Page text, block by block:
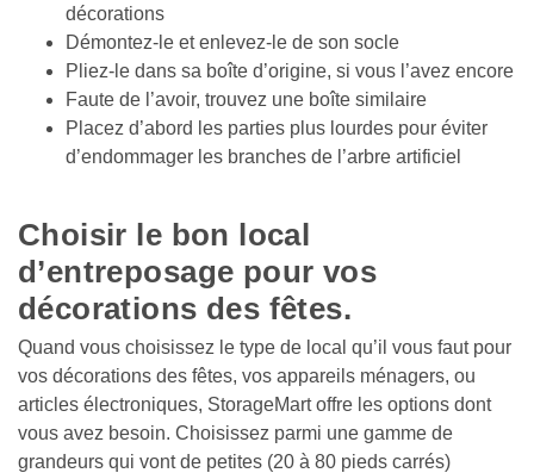
décorations
Démontez-le et enlevez-le de son socle
Faute de l’avoir, trouvez une boîte similaire
Placez d’abord les parties plus lourdes pour éviter
d’endommager les branches de l’arbre artificiel
Choisir le bon local
d’entreposage pour vos
décorations des fêtes.
Quand vous choisissez le type de local qu’il vous faut pour
vos décorations des fêtes, vos appareils ménagers, ou
articles électroniques, StorageMart offre les options dont
vous avez besoin. Choisissez parmi une gamme de
grandeurs qui vont de petites (20 à 80 pieds carrés)